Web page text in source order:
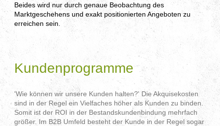
Beides wird nur durch genaue Beobachtung des
Marktgeschehens und exakt positionierten Angeboten zu
erreichen sein.
- Neukunden gewinnen, Akquise, Wachstum, Wettbewerb
attackieren, Angebot, value proposition -
Kundenprogramme
'Wie können wir unsere Kunden halten?' Die Akquisekosten
sind in der Regel ein Vielfaches höher als Kunden zu binden.
Somit ist der ROI in der Bestandskundenbindung mehrfach
größer. Im B2B Umfeld besteht der Kunde in der Regel sogar